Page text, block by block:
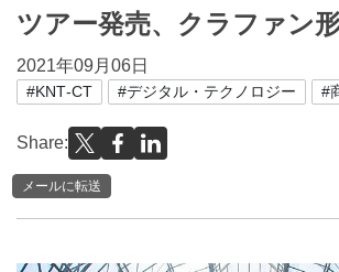
ツアー発売、クラファン
2021年09月06日
#KNT‐CT #デジタル・テクノロジー #
Share:
メールに転送